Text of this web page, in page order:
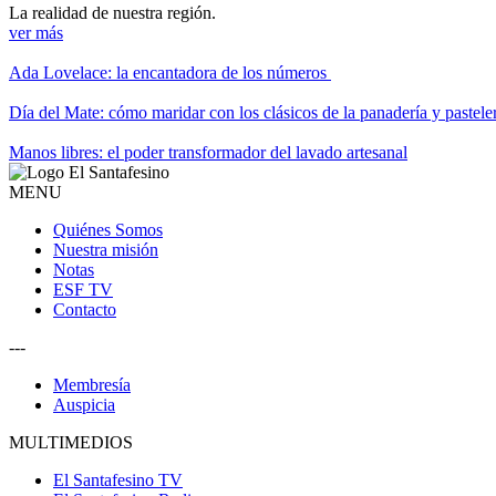
La realidad de nuestra región.
ver más
Ada Lovelace: la encantadora de los números
Día del Mate: cómo maridar con los clásicos de la panadería y
Manos libres: el poder transformador del lavado artesanal
MENU
Quiénes Somos
Nuestra misión
Notas
ESF TV
Contacto
---
Membresía
Auspicia
MULTIMEDIOS
El Santafesino TV